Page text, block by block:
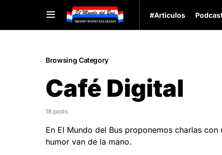
#Articulos
Browsing Category
Café Digital
18 posts
En El Mundo del Bus proponemos charlas
humor van de la mano.